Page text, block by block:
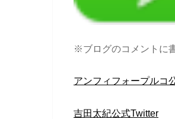
※ブログのコメントに
アンフィフォープルコ
吉田太紀公式Twitter